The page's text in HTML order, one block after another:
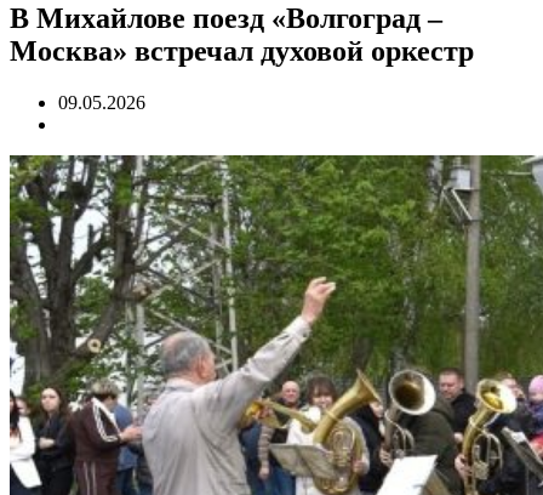
В Михайлове поезд «Волгоград –
Москва» встречал духовой оркестр
09.05.2026